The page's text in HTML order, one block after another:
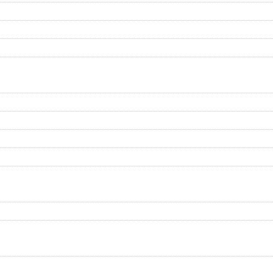
neuen Katzenkumpels erwartet.
Pflegeplatz auf Lebenszeit geschenkt hat.